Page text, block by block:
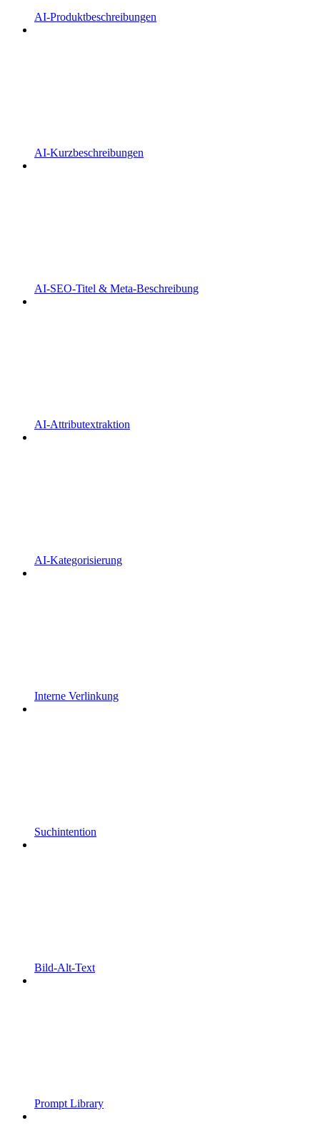
AI-Produktbeschreibungen
AI-Kurzbeschreibungen
AI-SEO-Titel & Meta-Beschreibung
AI-Attributextraktion
AI-Kategorisierung
Interne Verlinkung
Suchintention
Bild-Alt-Text
Prompt Library